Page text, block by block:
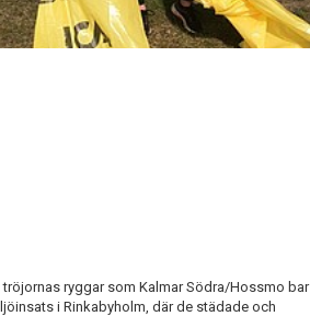
ryggar som Kalmar Södra/Hossmo bar
i Rinkabyholm, där de städade och